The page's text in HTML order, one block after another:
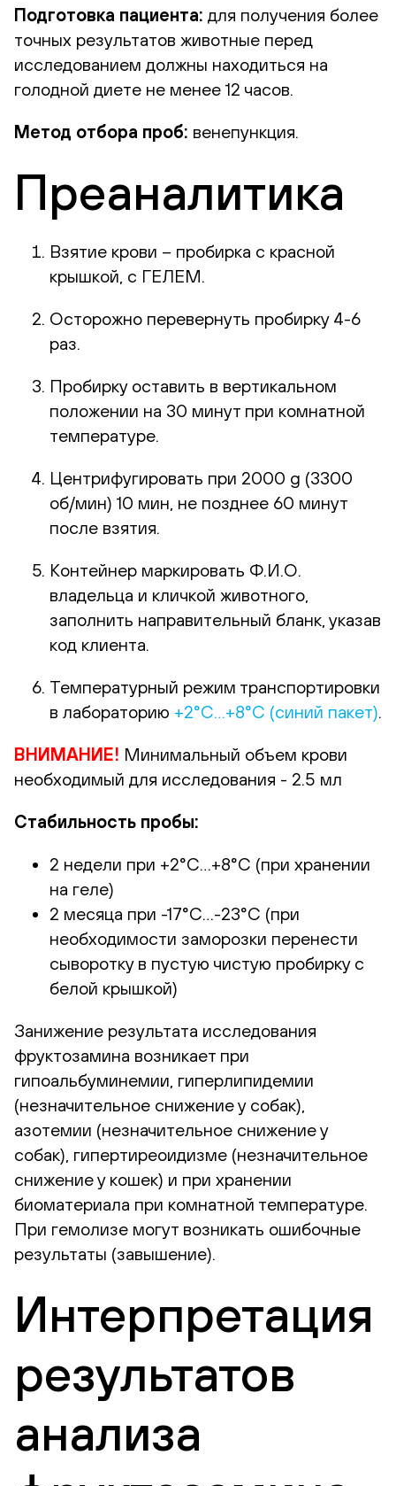
Подготовка пациента: для получения более
точных результатов животные перед
исследованием должны находиться на
голодной диете не менее 12 часов.
Метод отбора проб: венепункция.
Преаналитика
Взятие крови – пробирка с красной
крышкой, с ГЕЛЕМ.
Осторожно перевернуть пробирку 4-6
раз.
Пробирку оставить в вертикальном
положении на 30 минут при комнатной
температуре.
Центрифугировать при 2000 g (3300
об/мин) 10 мин, не позднее 60 минут
после взятия.
Контейнер маркировать Ф.И.О.
владельца и кличкой животного,
заполнить направительный бланк, указав
код клиента.
Температурный режим транспортировки
в лабораторию +2°С…+8°С (синий пакет).
ВНИМАНИЕ! Минимальный объем крови
необходимый для исследования - 2.5 мл
Стабильность пробы:
2 недели при +2°С…+8°С (при хранении
на геле)
2 месяца при -17°С…-23°С (при
необходимости заморозки перенести
сыворотку в пустую чистую пробирку с
белой крышкой)
Занижение результата исследования
фруктозамина возникает при
гипоальбуминемии, гиперлипидемии
(незначительное снижение у собак),
азотемии (незначительное снижение у
собак), гипертиреоидизме (незначительное
снижение у кошек) и при хранении
биоматериала при комнатной температуре.
При гемолизе могут возникать ошибочные
результаты (завышение).
Интерпретация
результатов
анализа